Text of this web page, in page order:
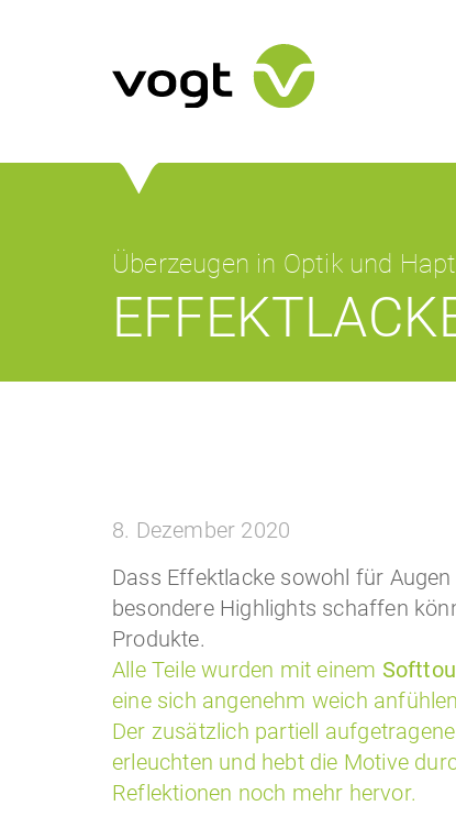
Überzeugen in Optik und
8. Dezember 2020
Dass Effektlacke sowohl für
besondere Highlights schaffen
Produkte.
Alle Teile wurden mit einem
eine sich angenehm weich
Der zusätzlich partiell aufgetragene
erleuchten und hebt die Motive
Reflektionen noch mehr hervor.